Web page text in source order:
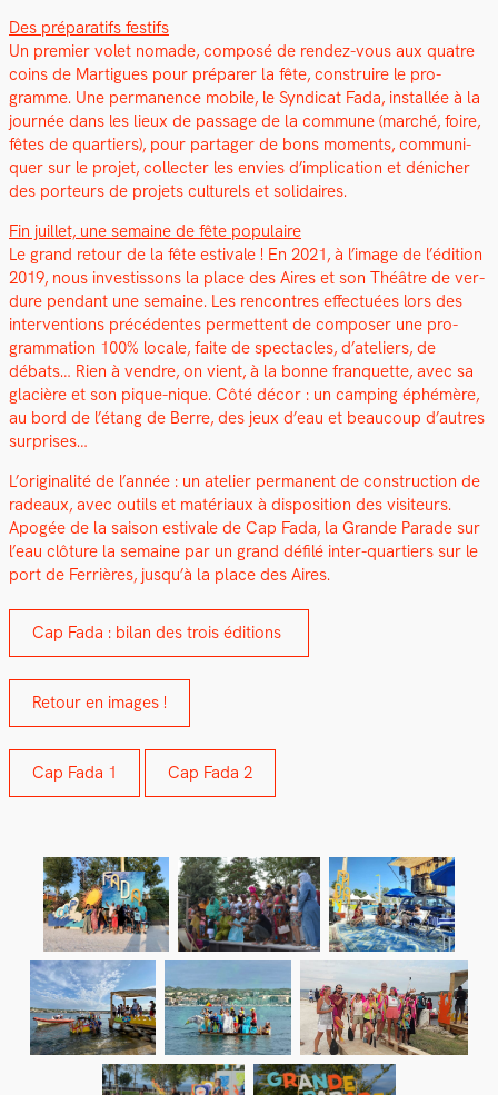
Des pré­parat­ifs fes­tifs
Un pre­mier volet nomade, com­posé de ren­dez-vous aux qua­tre
coins de Mar­tigues pour pré­par­er la fête, con­stru­ire le pro­
gramme. Une per­ma­nence mobile, le Syn­di­cat Fada, instal­lée à la
journée dans les lieux de pas­sage de la com­mune (marché, foire,
fêtes de quartiers), pour partager de bons moments, com­mu­ni­
quer sur le pro­jet, col­lecter les envies d’implication et dénich­er
des por­teurs de pro­jets cul­turels et sol­idaires.
Fin juil­let, une semaine de fête pop­u­laire
Le grand retour de la fête esti­vale ! En 2021, à l’image de l’édition
2019, nous investis­sons la place des Aires et son Théâtre de ver­
dure pen­dant une semaine. Les ren­con­tres effec­tuées lors des
inter­ven­tions précé­dentes per­me­t­tent de com­pos­er une pro­
gram­ma­tion 100% locale, faite de spec­ta­cles, d’ateliers, de
débats… Rien à ven­dre, on vient, à la bonne fran­quette, avec sa
glacière et son pique-nique. Côté décor : un camp­ing éphémère,
au bord de l’étang de Berre, des jeux d’eau et beau­coup d’autres
sur­pris­es…
L’originalité de l’année : un ate­lier per­ma­nent de con­struc­tion de
radeaux, avec out­ils et matéri­aux à dis­po­si­tion des vis­i­teurs.
Apogée de la sai­son esti­vale de Cap Fada, la Grande Parade sur
l’eau clô­ture la semaine par un grand défilé inter-quartiers sur le
port de Fer­rières, jusqu’à la place des Aires.
Cap Fada : bilan des trois édi­tions
Retour en images !
Cap Fada 1 Cap Fada 2